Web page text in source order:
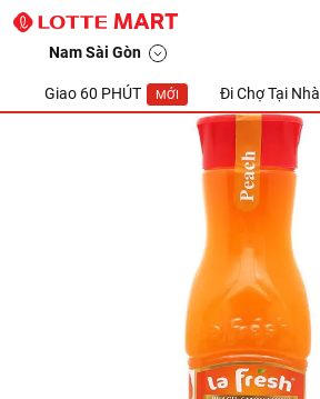
Nam Sài Gòn
Giao 60 PHÚT MỚI Đi Chợ Tại Nhà